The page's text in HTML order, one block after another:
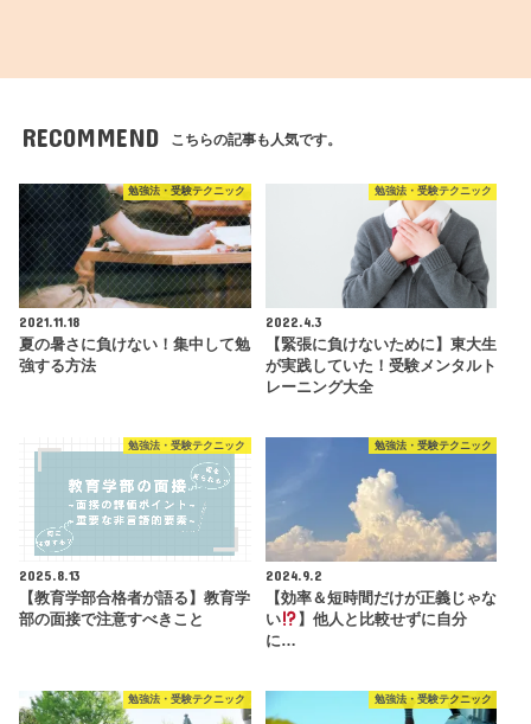
RECOMMEND こちらの記事も人気です。
勉強法・受験テクニック
2021.11.18
夏の暑さに負けない！集中して勉
強する方法
勉強法・受験テクニック
2022.4.3
【緊張に負けないために】東大生
が実践していた！受験メンタルト
レーニング大全
勉強法・受験テクニック
2025.8.13
【教育学部合格者が語る】教育学
部の面接で注意すべきこと
勉強法・受験テクニック
2024.9.2
【効率＆短時間だけが正義じゃな
い
】他人と比較せずに自分
に…
勉強法・受験テクニック 勉強法・受験テクニック